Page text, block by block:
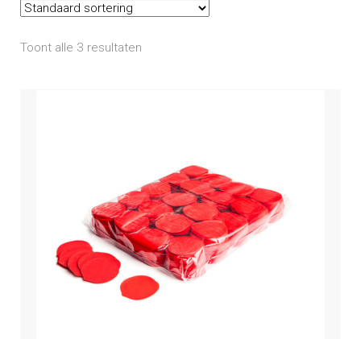
Toont alle 3 resultaten